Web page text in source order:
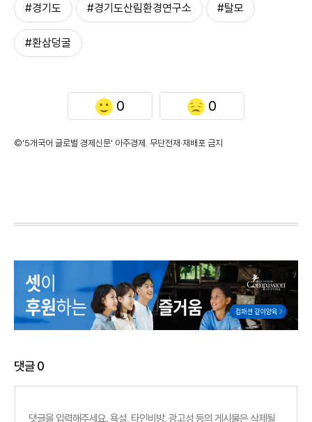
#경기도 #경기도산림환경연구소 #탈모
#환삼덩굴
0 0
©'5개국어 글로벌 경제신문' 아주경제. 무단전재·재배포 금지
댓글0